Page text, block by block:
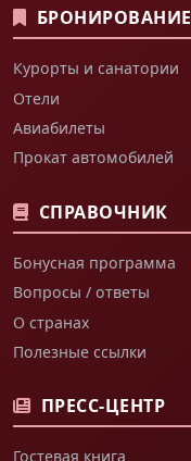
БРОНИРОВАНИЕ
Курорты и санатории
Отели
Авиабилеты
Прокат автомобилей
СПРАВОЧНИК
Бонусная программа
Вопросы / ответы
О странах
Полезные ссылки
ПРЕСС-ЦЕНТР
Гостевая книга